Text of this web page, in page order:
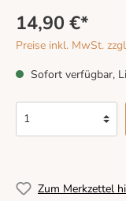
14,90 €*
Preise inkl. MwSt.
Sofort verfügbar,
Zum Merkzettel